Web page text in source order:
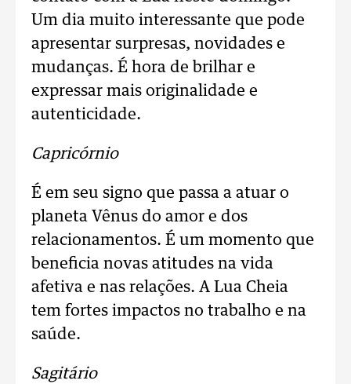
Um dia muito interessante que pode
apresentar surpresas, novidades e
mudanças. É hora de brilhar e
expressar mais originalidade e
autenticidade.
Capricórnio
É em seu signo que passa a atuar o
planeta Vênus do amor e dos
relacionamentos. É um momento que
beneficia novas atitudes na vida
afetiva e nas relações. A Lua Cheia
tem fortes impactos no trabalho e na
saúde.
Sagitário